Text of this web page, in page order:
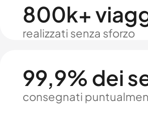
800k+
realizzati senza sforzo
99,9% dei
consegnati